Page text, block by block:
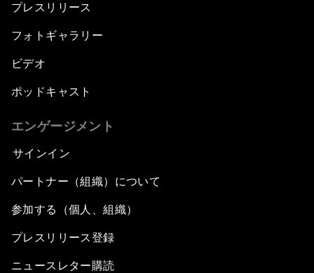
プレスリリース
フォトギャラリー
ビデオ
ポッドキャスト
エンゲージメント
サインイン
パートナー（組織）について
参加する（個人、組織）
プレスリリース登録
ニュースレター購読